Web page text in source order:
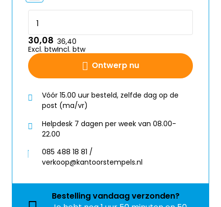
Ontwerp nu
30,08
Excl. btw
36,40
Incl. btw
Vóór 15.00 uur besteld, zelfde dag op de
post (ma/vr)
Helpdesk 7 dagen per week van 08.00-
22.00
085 488 18 81 /
verkoop@kantoorstempels.nl
Bestellingvandaagverzonden?